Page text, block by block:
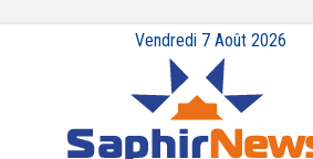
Vendredi 7 Août 2026